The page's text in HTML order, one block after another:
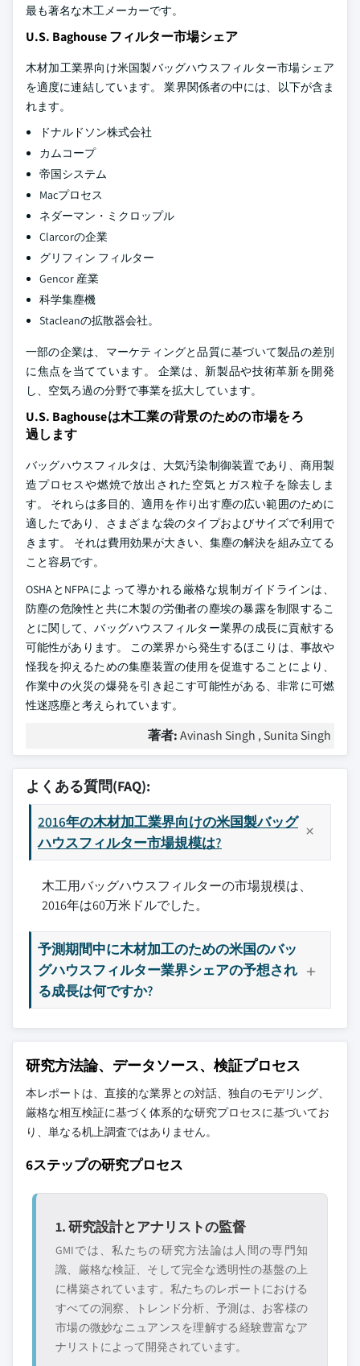
最も著名な木工メーカーです。
U.S. Baghouse フィルター市場シェア
木材加工業界向け米国製バッグハウスフィルター市場シェア
を適度に連結しています。 業界関係者の中には、以下が含ま
れます。
ドナルドソン株式会社
カムコープ
帝国システム
Macプロセス
ネダーマン・ミクロップル
Clarcorの企業
グリフィン フィルター
Gencor 産業
科学集塵機
Stacleanの拡散器会社。
一部の企業は、マーケティングと品質に基づいて製品の差別
に焦点を当てています。 企業は、新製品や技術革新を開発
し、空気ろ過の分野で事業を拡大しています。
U.S. Baghouseは木工業の背景のための市場をろ
過します
バッグハウスフィルタは、大気汚染制御装置であり、商用製
造プロセスや燃焼で放出された空気とガス粒子を除去しま
す。 それらは多目的、適用を作り出す塵の広い範囲のために
適したであり、さまざまな袋のタイプおよびサイズで利用で
きます。 それは費用効果が大きい、集塵の解決を組み立てる
こと容易です。
OSHAとNFPAによって導かれる厳格な規制ガイドラインは、
防塵の危険性と共に木製の労働者の塵埃の暴露を制限するこ
とに関して、バッグハウスフィルター業界の成長に貢献する
可能性があります。 この業界から発生するほこりは、事故や
怪我を抑えるための集塵装置の使用を促進することにより、
作業中の火災の爆発を引き起こす可能性がある、非常に可燃
性迷惑塵と考えられています。
著者:Avinash Singh , Sunita Singh
よくある質問(FAQ):
2016年の木材加工業界向けの米国製バッグ
ハウスフィルター市場規模は?
木工用バッグハウスフィルターの市場規模は、
2016年は60万米ドルでした。
予測期間中に木材加工のための米国のバッ
グハウスフィルター業界シェアの予想され
る成長は何ですか?
研究方法論、データソース、検証プロセス
本レポートは、直接的な業界との対話、独自のモデリング、
厳格な相互検証に基づく体系的な研究プロセスに基づいてお
り、単なる机上調査ではありません。
6ステップの研究プロセス
1. 研究設計とアナリストの監督
GMIでは、私たちの研究方法論は人間の専門知
識、厳格な検証、そして完全な透明性の基盤の上
に構築されています。私たちのレポートにおける
すべての洞察、トレンド分析、予測は、お客様の
市場の微妙なニュアンスを理解する経験豊富なア
ナリストによって開発されています。